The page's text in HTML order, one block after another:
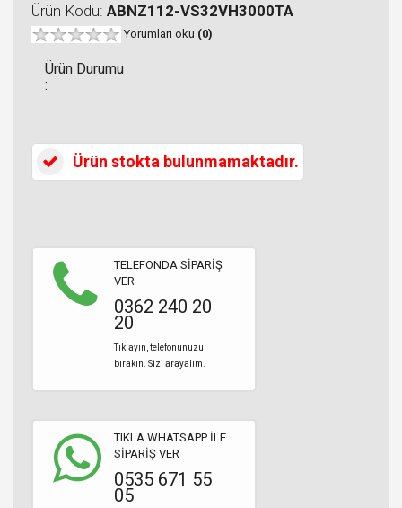
Ürün Kodu: ABNZ112-VS32VH3000TA
Yorumları oku (0)
Ürün Durumu
:
Ürün stokta bulunmamaktadır.
TELEFONDA SİPARİŞ
VER
0362 240 20
20
Tıklayın, telefonunuzu
bırakın. Sizi arayalım.
TIKLA WHATSAPP İLE
SİPARİŞ VER
0535 671 55
05